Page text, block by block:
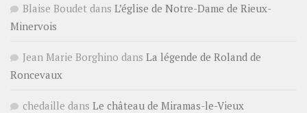
Blaise Boudet dans L’église de Notre-Dame de Rieux-
Minervois
Jean Marie Borghino dans La légende de Roland de
Roncevaux
chedaille dans Le château de Miramas-le-Vieux